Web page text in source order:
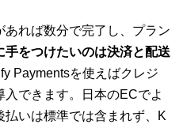
れば数分で完了し、プラン
手をつけたいのは決済と配送
Paymentsを使えばクレジ
できます。日本のECでよ
払いは標準では含まれず、K